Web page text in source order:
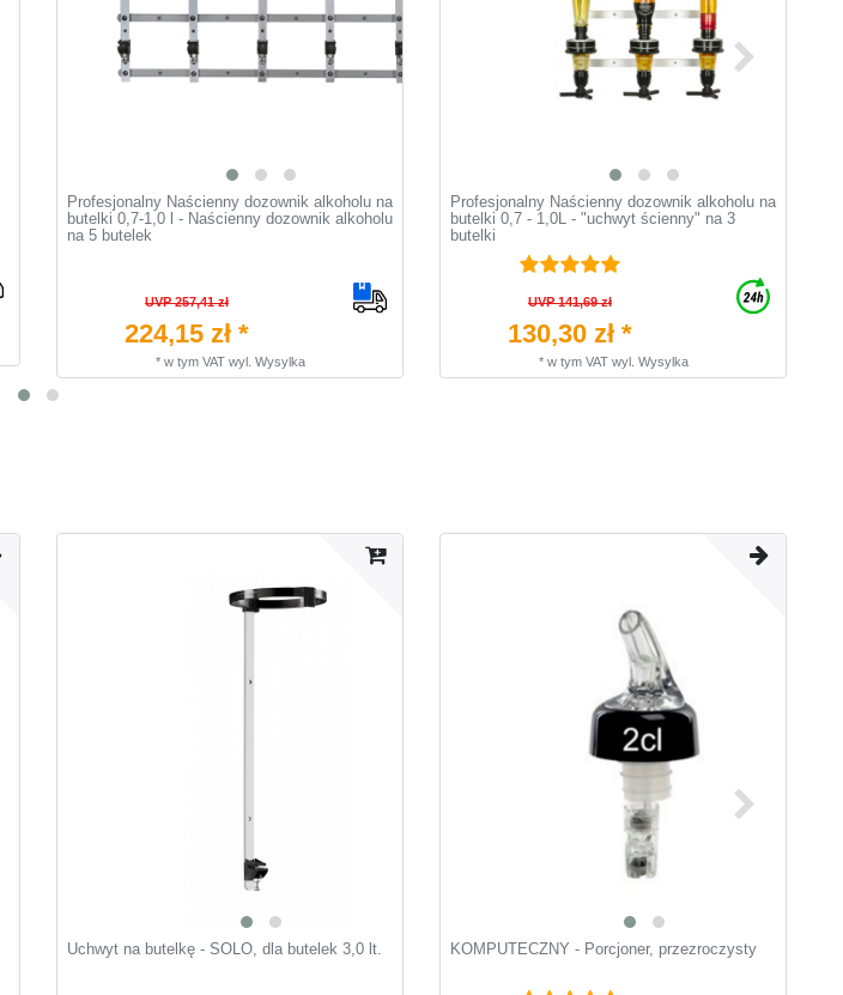
Profesjonalny Naścienny dozownik alkoholu na
butelki 0,7-1,0 l - Naścienny dozownik alkoholu
na 5 butelek
UVP 257,41 zł
224,15 zł *
* w tym VATwyl. Wysylka
Profesjonalny Naścienny dozownik alkoholu na
butelki 0,7 - 1,0L - "uchwyt ścienny" na 3
butelki
UVP 141,69 zł
130,30 zł *
* w tym VATwyl. Wysylka
Uchwyt na butelkę - SOLO, dla butelek 3,0 lt. KOMPUTECZNY - Porcjoner, przezroczysty